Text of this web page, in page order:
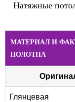
Натяжные
МАТЕРИАЛ И
ПОЛОТНА
Глянцевая